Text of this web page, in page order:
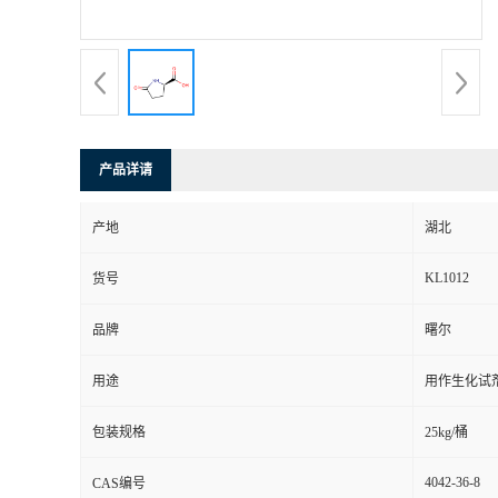
产品详请
产地 湖北
货号 KL1012
品牌 曙尔
用途 用作生化试
包装规格 25kg/桶
CAS编号 4042-36-8